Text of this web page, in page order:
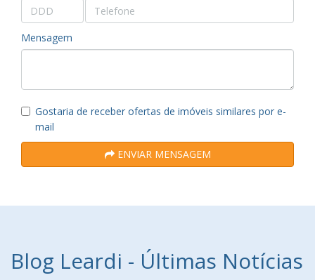
Mensagem
Gostaria de receber ofertas de imóveis similares por e-
mail
ENVIAR MENSAGEM
Blog Leardi - Últimas Notícias